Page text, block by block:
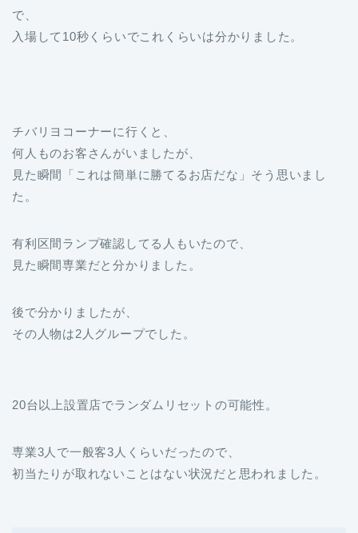
で、
入場して10秒くらいでこれくらいは分かりました。
チバリヨコーナーに行くと、
何人ものお客さんがいましたが、
見た瞬間「これは簡単に勝てるお店だな」そう思いまし
た。
有利区間ランプ確認してる人もいたので、
見た瞬間専業だと分かりました。
後で分かりましたが、
その人物は2人グループでした。
20台以上設置店でランダムリセットの可能性。
専業3人で一般客3人くらいだったので、
初当たりが取れないことはない状況だと思われました。